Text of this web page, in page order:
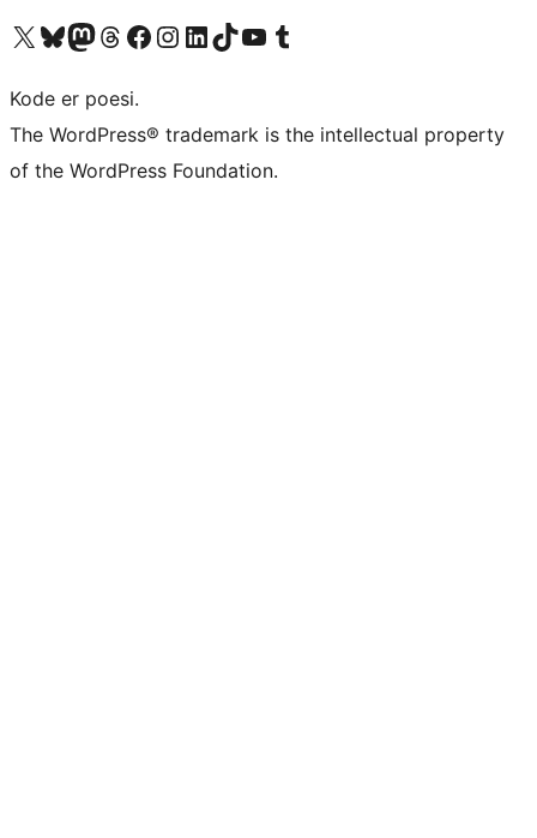
Besøg vores X (tidligere Twitter) konto
Besøg vores Bluesky-konto
Besøg vores Mastodon konto
Besøg vores Threads-konto
Besøg vores Facebook sideBesøg vores Instagram konto
Besøg vores LinkedIn konto
Besøg vores TikTok-konto
Besøg vores YouTube-kanalBesøg vores Tumblr-konto
Kode er poesi.
The WordPress® trademark is the intellectual property
of the WordPress Foundation.